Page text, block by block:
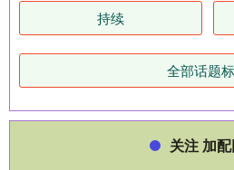
持续
全部话题
关注 加